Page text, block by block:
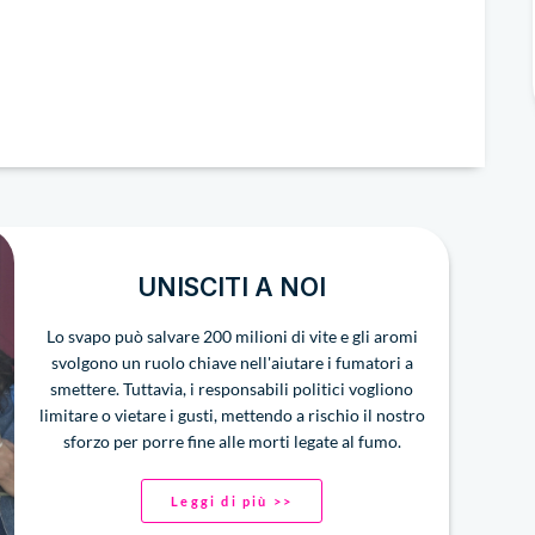
UNISCITI A NOI
Lo svapo può salvare 200 milioni di vite e gli aromi
svolgono un ruolo chiave nell'aiutare i fumatori a
smettere. Tuttavia, i responsabili politici vogliono
limitare o vietare i gusti, mettendo a rischio il nostro
sforzo per porre fine alle morti legate al fumo.
Leggi di più >>